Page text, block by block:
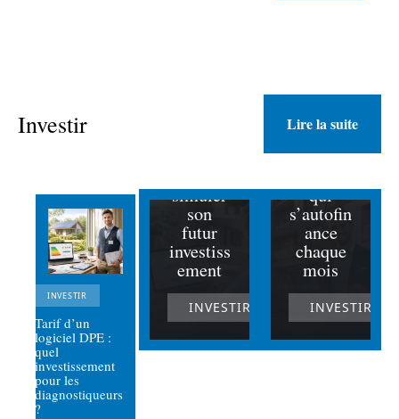
Investir Lire la suite
INVESTIR
Tarif d’un
logiciel DPE :
quel
investissement
pour les
diagnostiqueurs
?
simuler
son
futur
investiss
ement
INVESTIR
Réussir
un
ement
qui
s’autofin
ance
chaque
mois
INVESTIR